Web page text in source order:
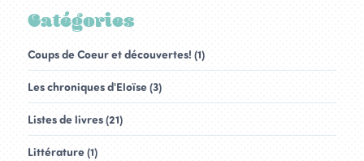
Catégories
Coups de Coeur et découvertes! (1)
Les chroniques d'Eloïse (3)
Listes de livres (21)
Littérature (1)